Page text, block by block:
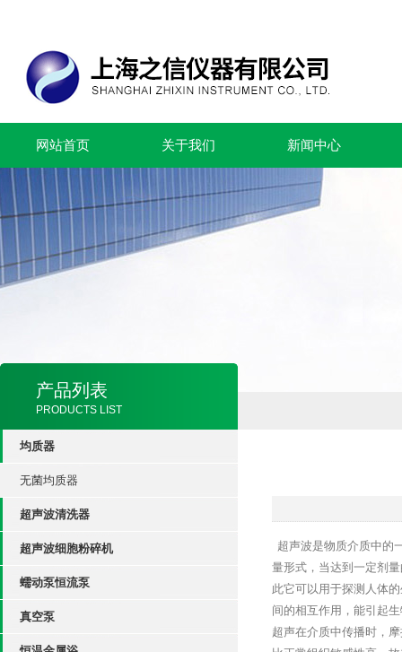
网站首页 关于我们 新闻中心
产品列表
PRODUCTS LIST
均质器
无菌均质器
超声波清洗器
超声波细胞粉碎机
蠕动泵恒流泵
真空泵
超声波是物质介质中的
量形式，当达到一定剂
此它可以用于探测人体
间的相互作用，能引起
超声在介质中传播时，